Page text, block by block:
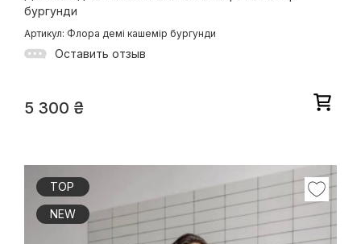
бургунди
Артикул: Флора демі кашемір бургунди
Оставить отзыв
5 300 ₴
TOP
NEW